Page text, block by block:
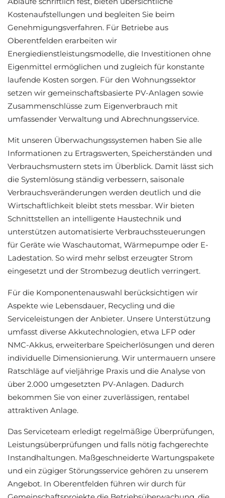
Kostenaufstellungen und begleiten Sie beim
Genehmigungsverfahren. Für Betriebe aus
Oberentfelden erarbeiten wir
Energiedienstleistungsmodelle, die Investitionen ohne
Eigenmittel ermöglichen und zugleich für konstante
laufende Kosten sorgen. Für den Wohnungssektor
setzen wir gemeinschaftsbasierte PV-Anlagen sowie
Zusammenschlüsse zum Eigenverbrauch mit
umfassender Verwaltung und Abrechnungsservice.
Mit unseren Überwachungssystemen haben Sie alle
Informationen zu Ertragswerten, Speicherständen und
Verbrauchsmustern stets im Überblick. Damit lässt sich
die Systemlösung ständig verbessern, saisonale
Verbrauchsveränderungen werden deutlich und die
Wirtschaftlichkeit bleibt stets messbar. Wir bieten
Schnittstellen an intelligente Haustechnik und
unterstützen automatisierte Verbrauchssteuerungen
für Geräte wie Waschautomat, Wärmepumpe oder E-
Ladestation. So wird mehr selbst erzeugter Strom
eingesetzt und der Strombezug deutlich verringert.
Für die Komponentenauswahl berücksichtigen wir
Aspekte wie Lebensdauer, Recycling und die
Serviceleistungen der Anbieter. Unsere Unterstützung
umfasst diverse Akkutechnologien, etwa LFP oder
NMC-Akkus, erweiterbare Speicherlösungen und deren
individuelle Dimensionierung. Wir untermauern unsere
Ratschläge auf vieljährige Praxis und die Analyse von
über 2.000 umgesetzten PV-Anlagen. Dadurch
bekommen Sie von einer zuverlässigen, rentabel
attraktiven Anlage.
Das Serviceteam erledigt regelmäßige Überprüfungen,
Leistungsüberprüfungen und falls nötig fachgerechte
Instandhaltungen. Maßgeschneiderte Wartungspakete
und ein zügiger Störungsservice gehören zu unserem
Angebot. In Oberentfelden führen wir durch für